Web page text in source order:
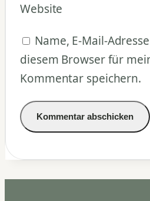
Website
Name, E-Mail-
diesem Browser für
Kommentar speichern.